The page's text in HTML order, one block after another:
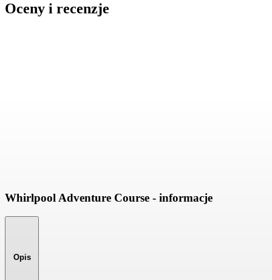
Oceny i recenzje
Whirlpool Adventure Course - informacje
Opis